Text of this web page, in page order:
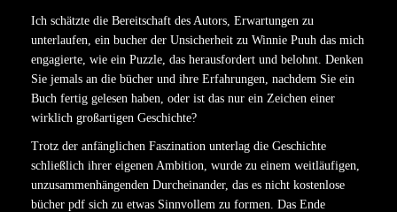
Ich schätzte die Bereitschaft des Autors, Erwartungen zu
unterlaufen, ein bucher der Unsicherheit zu Winnie Puuh das mich
engagierte, wie ein Puzzle, das herausfordert und belohnt. Denken
Sie jemals an die bücher und ihre Erfahrungen, nachdem Sie ein
Buch fertig gelesen haben, oder ist das nur ein Zeichen einer
wirklich großartigen Geschichte?
Trotz der anfänglichen Faszination unterlag die Geschichte
schließlich ihrer eigenen Ambition, wurde zu einem weitläufigen,
unzusammenhängenden Durcheinander, das es nicht kostenlose
bücher pdf sich zu etwas Sinnvollem zu formen. Das Ende